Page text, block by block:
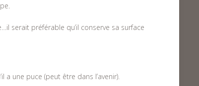
serait préférable qu’il conserve sa surface
une puce (peut être dans l’avenir).